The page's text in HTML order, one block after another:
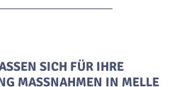
SICH FÜR IHRE
MASSNAHMEN IN MELLE N